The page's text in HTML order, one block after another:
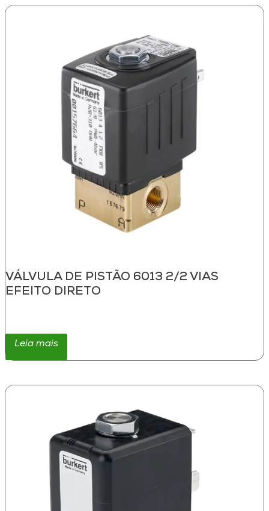
VÁLVULA DE PISTÃO 6013 2/2 VIAS
EFEITO DIRETO
Leia mais